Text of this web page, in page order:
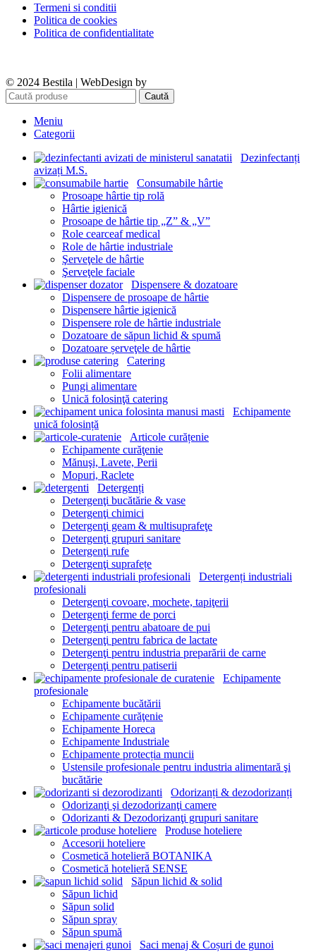
Termeni si conditii
Politica de cookies
Politica de confidentialitate
© 2024 Bestila | WebDesign by
Caută
Meniu
Categorii
Dezinfectanți
avizați M.S.
Consumabile hârtie
Prosoape hârtie tip rolă
Hârtie igienică
Prosoape de hârtie tip „Z” & „V”
Role cearceaf medical
Role de hârtie industriale
Şerveţele de hârtie
Şerveţele faciale
Dispensere & dozatoare
Dispensere de prosoape de hârtie
Dispensere hârtie igienică
Dispensere role de hârtie industriale
Dozatoare de săpun lichid & spumă
Dozatoare șerveţele de hârtie
Catering
Folii alimentare
Pungi alimentare
Unică folosinţă catering
Echipamente
unică folosință
Articole curățenie
Echipamente curăţenie
Mănuşi, Lavete, Perii
Mopuri, Raclete
Detergenți
Detergenţi bucătărie & vase
Detergenţi chimici
Detergenţi geam & multisuprafeţe
Detergenţi grupuri sanitare
Detergenţi rufe
Detergenţi suprafețe
Detergenți industriali
profesionali
Detergenţi covoare, mochete, tapiţerii
Detergenţi ferme de porci
Detergenţi pentru abatoare de pui
Detergenţi pentru fabrica de lactate
Detergenţi pentru industria preparării de carne
Detergenţi pentru patiserii
Echipamente
profesionale
Echipamente bucătării
Echipamente curăţenie
Echipamente Horeca
Echipamente Industriale
Echipamente protecția muncii
Ustensile profesionale pentru industria alimentară şi
bucătărie
Odorizanți & dezodorizanți
Odorizanţi şi dezodorizanţi camere
Odorizanti & Dezodorizanţi grupuri sanitare
Produse hoteliere
Accesorii hoteliere
Cosmetică hotelieră BOTANIKA
Cosmetică hotelieră SENSE
Săpun lichid & solid
Săpun lichid
Săpun solid
Săpun spray
Săpun spumă
Saci menaj & Coșuri de gunoi